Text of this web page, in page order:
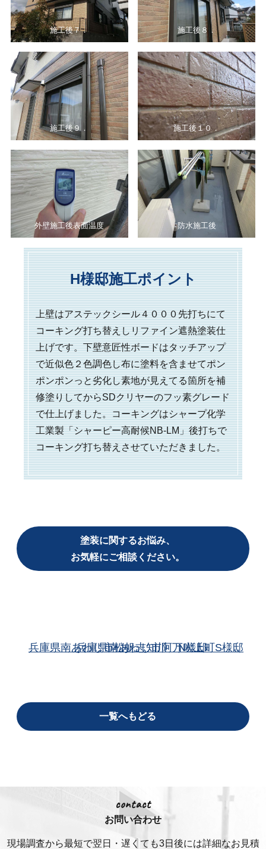
施工後７． 施工後８．
施工後９． 施工後１０．
外壁施工後表面温度 防水施工後
H様邸施工ポイント
上壁はアステックシール４０００先打ちにて
コーキング打ち替えしリファイン遮熱塗装仕
上げです。下壁意匠性ボードはタッチアップ
で近似色２色調色し布に塗料を含ませてポン
ポンポンっと劣化し素地が見えてる箇所を補
修塗りしてからSDクリヤーのフッ素グレード
で仕上げました。コーキングはシャープ化学
工業製「シャーピー高耐候NB‐LM」後打ちで
コーキング打ち替えさせていただきました。
塗装に関するお悩み、
お気軽にご相談ください。
兵庫県南あわじ市松帆志知川 N様邸
兵庫県南あわじ市阿万吹上町S様邸
一覧へもどる
contact
お問い合わせ
現場調査から最短で翌日・遅くても3日後には詳細なお見積